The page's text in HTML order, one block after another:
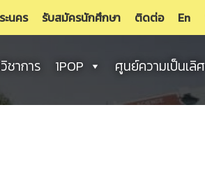
นคร รับสมัครนักศึกษา ติดต่อ En
ชาการ 1POP ศูนย์ความเป็นเลิศ